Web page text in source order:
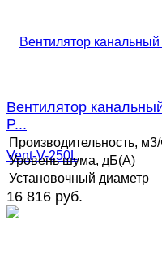
Вентилятор
P...
Производительность,
Уровень шума, дБ(А)
Установочный диаметр
16 816 руб.